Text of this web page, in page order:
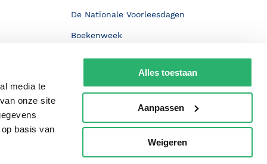
media te
onze site
basis van
Alles toestaan
Aanpassen
Weigeren
De Nationale Voorleesdagen
Boekenweek